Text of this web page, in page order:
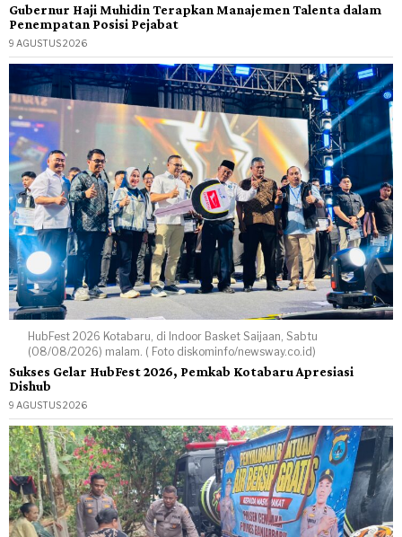
Gubernur Haji Muhidin Terapkan Manajemen Talenta dalam
Penempatan Posisi Pejabat
9 AGUSTUS 2026
HubFest 2026 Kotabaru, di Indoor Basket Saijaan, Sabtu
(08/08/2026) malam. ( Foto diskominfo/newsway.co.id)
Sukses Gelar HubFest 2026, Pemkab Kotabaru Apresiasi
Dishub
9 AGUSTUS 2026